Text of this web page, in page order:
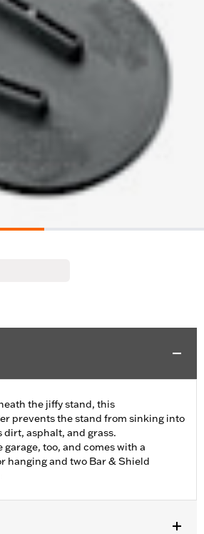
the jiffy stand, this
prevents the stand from sinking into
dirt, asphalt, and grass.
garage, too, and comes with a
hanging and two Bar & Shield